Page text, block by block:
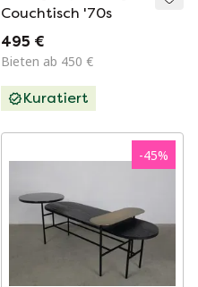
Couchtisch '70s
495 €
Bieten ab 450 €
Kuratiert
-45%